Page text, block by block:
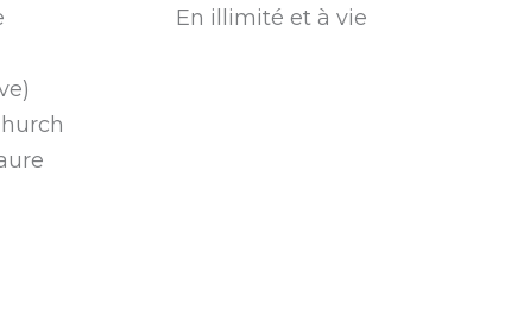
En illimité et à vie